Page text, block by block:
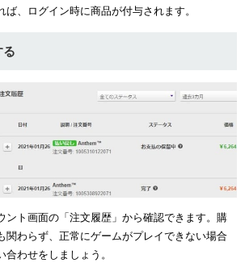
、ログイン時に商品が付与されます。
る
ント画面の「注文履歴」から確認できます。購
関わらず、正常にゲームがプレイできない場合
わせをしましょう。